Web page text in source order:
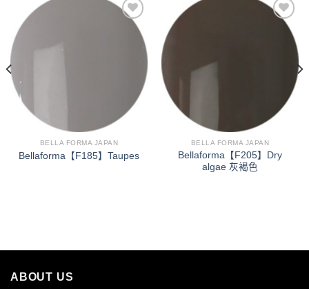
加入
BELLA FORMA JAPAN
Bellaforma【F185】Taupes
加入
BELLA FORMA JAPAN
Bellaforma【F205】Dry
algae 灰褐色
ABOUT US